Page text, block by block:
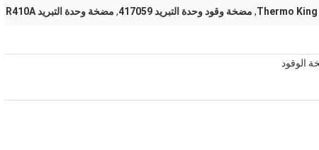
, مضخة وقود وحدة التبريد 417059 , مضخة وحدة التبريد R410A